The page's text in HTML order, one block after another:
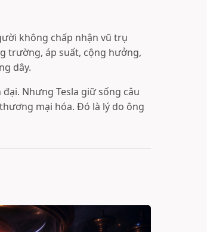
không chấp nhận vũ trụ
trường, áp suất, cộng hưởng,
dây.
Nhưng Tesla giữ sống câu
mại hóa. Đó là lý do ông